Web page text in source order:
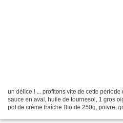
un délice ! ... profitons vite de cette
sauce en aval, huile de tournesol, 1 gros
pot de crème fraîche Bio de 250g, poivre,